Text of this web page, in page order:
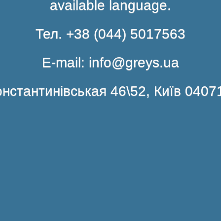
available language.
Тел. +38 (044) 5017563
E-mail: info@greys.ua
46\52, Київ